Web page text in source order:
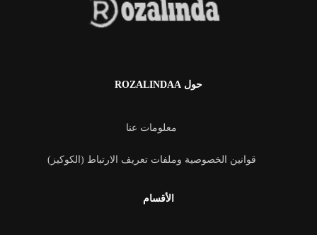
حول ROZALINDAA
معلومات عنا
قوانين الخصوصية وملفات تعريف الارتباط (الكوكيز)
الأقسام